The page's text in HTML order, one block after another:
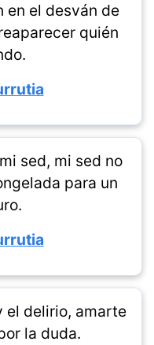
en el desván de
quién
sed, mi sed no
para un
el delirio, amarte
la duda.